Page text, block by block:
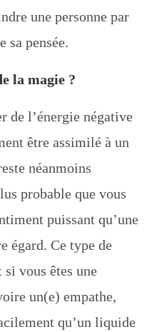
une personne par
sa pensée.
la magie ?
de l’énergie négative
être assimilé à un
néanmoins
probable que vous
puissant qu’une
égard. Ce type de
vous êtes une
un(e) empathe,
qu’un liquide